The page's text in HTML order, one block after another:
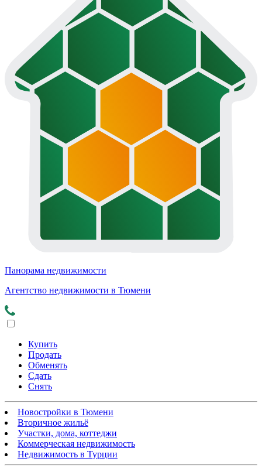
Панорама недвижимости
Агентство недвижимости в Тюмени
Купить
Продать
Обменять
Сдать
Снять
Новостройки в Тюмени
Вторичное жильё
Участки, дома, коттеджи
Коммерческая недвижимость
Недвижимость в Турции